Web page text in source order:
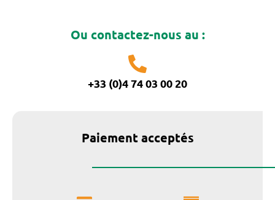
Ou contactez-nous au :
+33 (0)4 74 03 00 20
Paiement acceptés